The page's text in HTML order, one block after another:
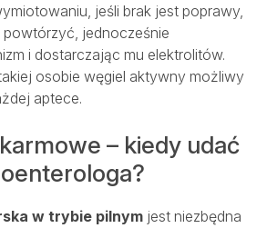
jeśli brak jest poprawy,
jednocześnie
i dostarczając mu elektrolitów.
osobie węgiel aktywny możliwy
aptece.
– kiedy udać
w trybie pilnym jest niezbędna